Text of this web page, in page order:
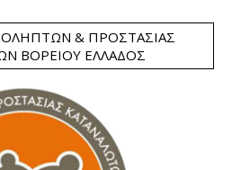
& ΠΡΟΣΤΑΣΊΑΣ
ΒΟΡΕΊΟΥ ΕΛΛΆΔΟΣ